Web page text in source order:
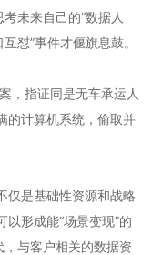
未来自己的“数据人
怼”事件才偃旗息鼓。
指证同是无车承运人
的计算机系统，偷取并
是基础性资源和战略
形成能“场景变现”的
，与客户相关的数据资